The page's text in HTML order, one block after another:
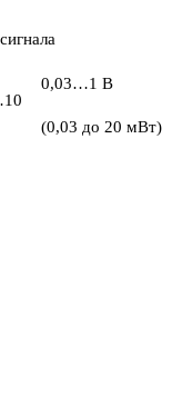
0,03…1 В
(0,03 до 20 мВт)